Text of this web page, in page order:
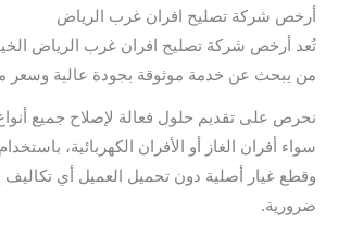
أرخص شركة تصليح افران غرب الرياض
تُعد أرخص شركة تصليح افران غرب الرياض
من يبحث عن خدمة موثوقة بجودة عالية وسعر
نحرص على تقديم حلول فعالة لإصلاح جميع
سواء أفران الغاز أو الأفران الكهربائية،
وقطع غيار أصلية دون تحميل العميل أي تكاليف
ضرورية.